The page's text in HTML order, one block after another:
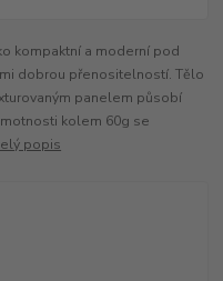
kompaktní a moderní pod
dobrou přenositelností. Tělo
panelem působí
kolem 60g se
popis